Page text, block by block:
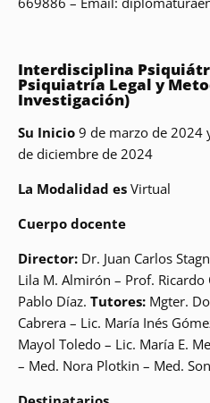
Interdisciplina
Psiquiatría Legal y
Investigación)
Su Inicio 9 de marzo de 2024
de diciembre de 2024
La Modalidad es Virtual
Cuerpo docente
Director: Dr. Juan Carlos
Lila M. Almirón – Prof. Ricardo
Pablo Díaz. Tutores: Mgter.
Cabrera – Lic. María Inés
Mayol Toledo – Lic. María E.
– Med. Nora Plotkin – Med.